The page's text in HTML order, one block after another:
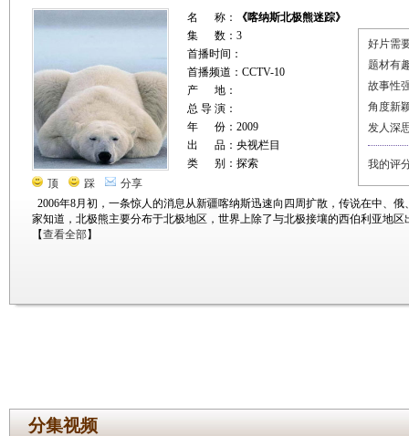
顶 踩 分享
名 称：
《喀纳斯北极熊迷踪》
集 数：3
首播时间：
首播频道：CCTV-10
产 地：
总 导 演：
年 份：2009
出 品：央视栏目
类 别：探索
2006年8月初，一条惊人的消息从新疆喀纳斯迅速向四周扩散，传说在中、
家知道，北极熊主要分布于北极地区，世界上除了与北极接壤的西伯利亚地
【查看全部】
好片需
题材有
故事性
角度新
发人深
我的评
分集视频